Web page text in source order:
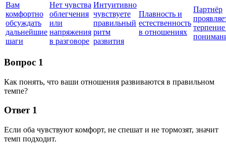
Вам
комфортно
обсуждать
дальнейшие
шаги
Нет чувства
облегчения
или
напряжения
в разговоре
Интуитивно
чувствуете
правильный
ритм
развития
Плавность и
естественность
в отношениях
Партнёр
Вопрос 1
Как понять, что ваши отношения развиваются в правильном
темпе?
Ответ 1
Если оба чувствуют комфорт, не спешат и не тормозят, значит
темп подходит.